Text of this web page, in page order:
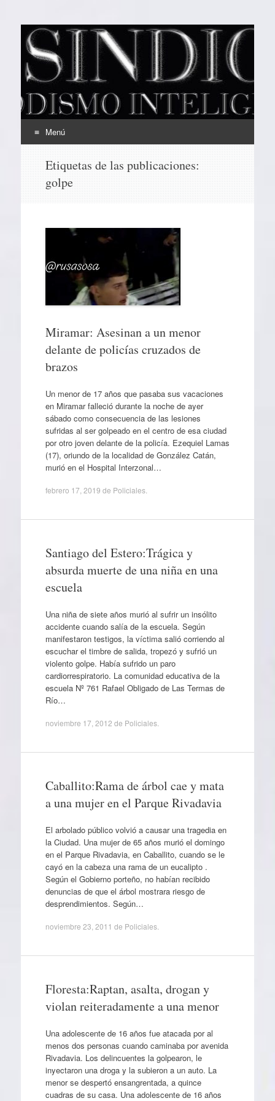
EL SINDICAL
Periodismo Inteligente
Menú
contenido
Etiquetas de las publicaciones:
golpe
Miramar: Asesinan a un menor
delante de policías cruzados de
brazos
Un menor de 17 años que pasaba sus vacaciones
en Miramar falleció durante la noche de ayer
sábado como consecuencia de las lesiones
sufridas al ser golpeado en el centro de esa ciudad
por otro joven delante de la policía. Ezequiel Lamas
(17), oriundo de la localidad de González Catán,
murió en el Hospital Interzonal…
febrero 17, 2019 de Policiales.
Santiago del Estero:Trágica y
absurda muerte de una niña en una
escuela
Una niña de siete años murió al sufrir un insólito
accidente cuando salía de la escuela. Según
manifestaron testigos, la víctima salió corriendo al
escuchar el timbre de salida, tropezó y sufrió un
violento golpe. Había sufrido un paro
cardiorrespiratorio. La comunidad educativa de la
escuela Nº 761 Rafael Obligado de Las Termas de
Río…
noviembre 17, 2012 de Policiales.
Caballito:Rama de árbol cae y mata
a una mujer en el Parque Rivadavia
El arbolado público volvió a causar una tragedia en
la Ciudad. Una mujer de 65 años murió el domingo
en el Parque Rivadavia, en Caballito, cuando se le
cayó en la cabeza una rama de un eucalipto .
Según el Gobierno porteño, no habían recibido
denuncias de que el árbol mostrara riesgo de
desprendimientos. Según…
noviembre 23, 2011 de Policiales.
Floresta:Raptan, asalta, drogan y
violan reiteradamente a una menor
Una adolescente de 16 años fue atacada por al
menos dos personas cuando caminaba por avenida
Rivadavia. Los delincuentes la golpearon, le
inyectaron una droga y la subieron a un auto. La
menor se despertó ensangrentada, a quince
cuadras de su casa. Una adolescente de 16 años